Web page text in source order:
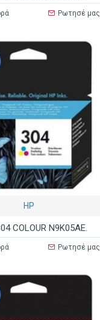
Ρωτησέ μας
HP
COLOUR N9K05AE.
Ρωτησέ μας